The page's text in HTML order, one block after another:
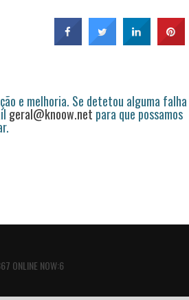
e melhoria. Se detetou alguma falha
geral@knoow.net para que possamos
ONLINE NOW:6